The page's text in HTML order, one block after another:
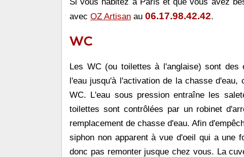
avec OZ Artisan au 06.17.98.42.42.
WC
Les WC (ou toilettes à l'anglaise) sont des
l'eau jusqu'à l'activation de la chasse
WC. L'eau sous pression entraîne les
toilettes sont contrôlées par un robinet
remplacement de chasse d'eau. Afin
siphon non apparent à vue d'oeil qui a une
donc pas remonter jusque chez vous. La